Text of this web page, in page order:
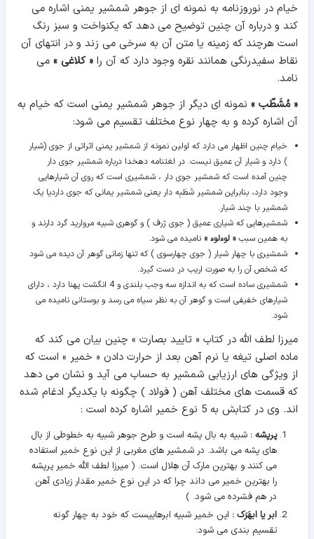
خیام در نوروزنامه به نمونه ای از جوهر شمشیر یمنی اشاره می
کند و درباره آن چنین توضیح می دهد که یکنواخت و سبز رنگ
است هرچند که زمینه یا متن آن به سرخی می زند و در انتهای آن
نقاط سفیدرنگی همانند نقره وجود دارد که آن را « کلاغی » می
نامد.
« مُشَطّب » نمونه ای دیگر از جوهر شمشیر یمنی است که خیام به
آن اشاره کرده و به چهار نوع مختلف تقسیم می شود:
خیام چنین اظهار می دارد که اولین نمونه از شمشیر یمنی اثراتی از جوی (شیار
) دارد و شیار آن عمیق نیست. در لغتنامه دهخدا درباره شمشیر جوی دار
چنین آمده است که شمشیر جوی دار ، شمشیری است که روی آن شیارهایی
وجود دارد، بنابراین شمشیر شَطَبِه دار یعنی شمشیر یمانی که جوی داردیا یک
شمشیر با چند شیار.
شمشیرهایی که شیاری عمیق ( جوی ژرف ) و گوهری شبیه مروارید گرد دارند و
به همین سبب« لوءلوء » نامیده می شود.
شمشیری با چهار شیار ( جوی چهارسوی ) که تنها زمانی گوهر آن دیده می شود
که شخص آن را به صورت اریب در دست گیرد.
شمشیری ساده است که به اندازه سه وجب بلندی و 4 انگشت پهنا دارد ، دارای
شیارهای خفیفی است و گوهر آن به نظر سیاه می رسد و بوستانی نامیده می
شود.
میرزا لطف الله در کتاب « تایید بصارت » چنین بیان می کند که
ماده اصلی تیغه یا نرم آهن بعد از حرارت دادن « خمیر » است که
از ویژگی های ارزیابی شمشیر به حساب می آید و نشان می دهد
که قسمت های مختلف آهن ( فولاد ) چگونه با یکدیگر ادغام شده
اند. وی در کتابش به 5 نوع خمیر اشاره کرده است :
پرپشه : شبیه به بال پشه است و طرح جوهر شبیه به خطوطی از بال
های پشه می باشد. در شمشیر های مغربی از این نوع خمیر استفاده
می کنند و بهترین مارک آن هِلال است. ( میرزا لطف الله خمیر پرپشه
را بهترین خمیر می داند چرا که در این نوع خمیر مقدار زیادی آهن
در هم فشرده می شود. )
ابر یا ابهَرَک : این خمیر شبیه ابرهاییست که خود به چهار گونه
تقسیم بندی می شود: